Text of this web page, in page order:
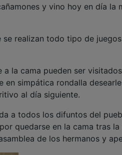
y vino hoy en día la
realizan todo tipo de
a la cama pueden ser
simpática rondalla
al día siguiente.
a todos los difuntos del
quedarse en la cama tras
de los hermanos y